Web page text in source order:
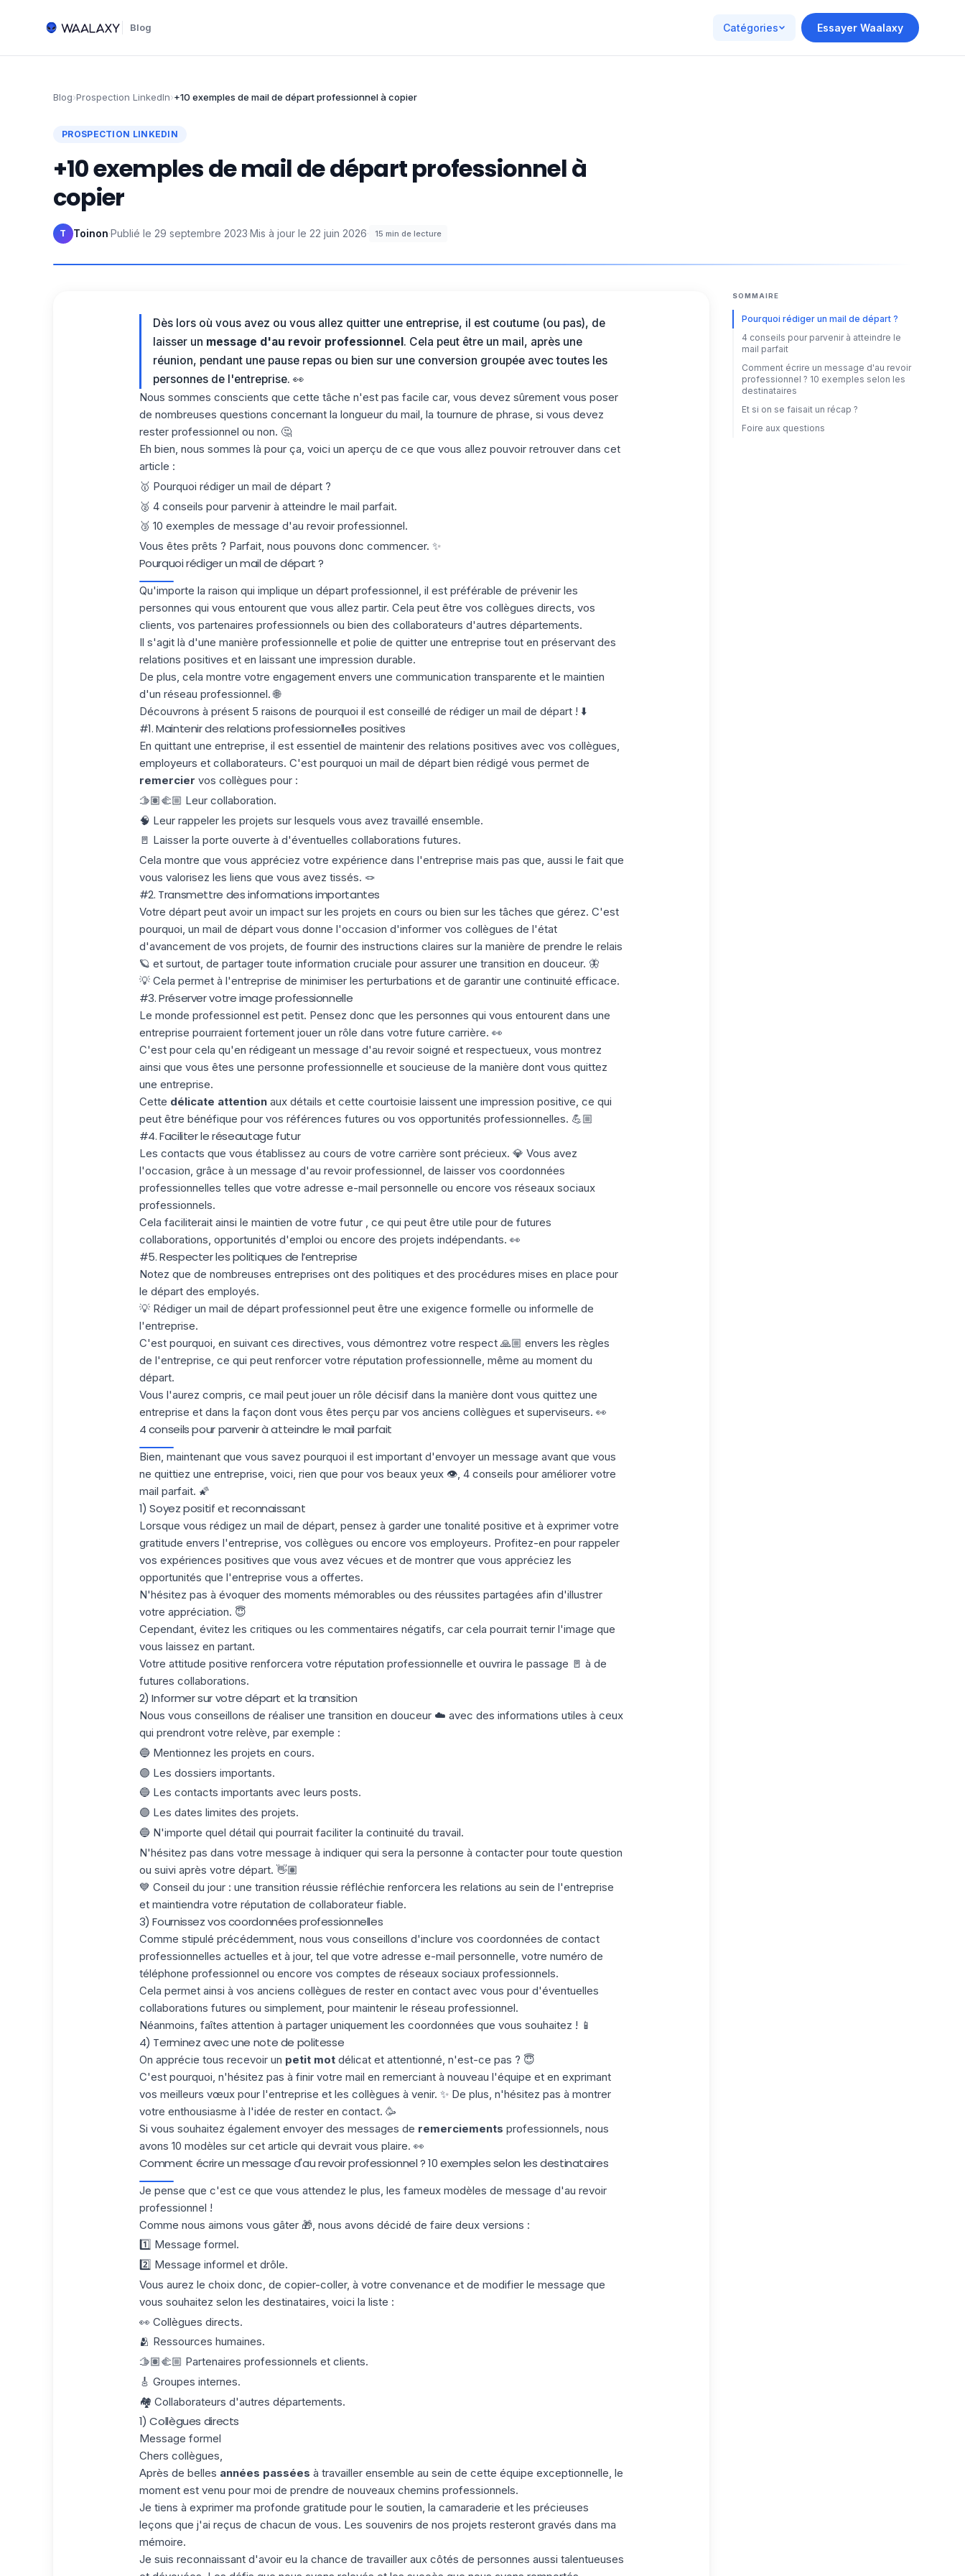
Blog Catégories Essayer Waalaxy
Blog›Prospection LinkedIn›+10 exemples de mail de départ professionnel à copier
PROSPECTION LINKEDIN
+10 exemples de mail de départ professionnel à
copier
T Toinon·Publié le 29 septembre 2023·Mis à jour le 22 juin 2026· 15 min de lecture
Dès lors où vous avez ou vous allez quitter une entreprise, il est coutume (ou pas), de
laisser un message d'au revoir professionnel. Cela peut être un mail, après une
réunion, pendant une pause repas ou bien sur une conversion groupée avec toutes les
personnes de l'entreprise. 👀
Nous sommes conscients que cette tâche n'est pas facile car, vous devez sûrement vous poser
de nombreuses questions concernant la longueur du mail, la tournure de phrase, si vous devez
rester professionnel ou non. 🤔
Eh bien, nous sommes là pour ça, voici un aperçu de ce que vous allez pouvoir retrouver dans cet
article :
🥇 Pourquoi rédiger un mail de départ ?
🥈 4 conseils pour parvenir à atteindre le mail parfait.
🥉 10 exemples de message d'au revoir professionnel.
Vous êtes prêts ? Parfait, nous pouvons donc commencer. ✨
Pourquoi rédiger un mail de départ ?
Qu'importe la raison qui implique un départ professionnel, il est préférable de prévenir les
personnes qui vous entourent que vous allez partir. Cela peut être vos collègues directs, vos
clients, vos partenaires professionnels ou bien des collaborateurs d'autres départements.
Il s'agit là d'une manière professionnelle et polie de quitter une entreprise tout en préservant des
relations positives et en laissant une impression durable.
De plus, cela montre votre engagement envers une communication transparente et le maintien
d'un réseau professionnel. 🌐
Découvrons à présent 5 raisons de pourquoi il est conseillé de rédiger un mail de départ ! ⬇️
#1. Maintenir des relations professionnelles positives
En quittant une entreprise, il est essentiel de maintenir des relations positives avec vos collègues,
employeurs et collaborateurs. C'est pourquoi un mail de départ bien rédigé vous permet de
remercier vos collègues pour :
🫱🏽‍🫲🏼 Leur collaboration.
🧠 Leur rappeler les projets sur lesquels vous avez travaillé ensemble.
🚪 Laisser la porte ouverte à d'éventuelles collaborations futures.
Cela montre que vous appréciez votre expérience dans l'entreprise mais pas que, aussi le fait que
vous valorisez les liens que vous avez tissés. 🪢
#2. Transmettre des informations importantes
Votre départ peut avoir un impact sur les projets en cours ou bien sur les tâches que gérez. C'est
pourquoi, un mail de départ vous donne l'occasion d'informer vos collègues de l'état
d'avancement de vos projets, de fournir des instructions claires sur la manière de prendre le relais
🪐 et surtout, de partager toute information cruciale pour assurer une transition en douceur. 🦋
💡 Cela permet à l'entreprise de minimiser les perturbations et de garantir une continuité efficace.
#3. Préserver votre image professionnelle
Le monde professionnel est petit. Pensez donc que les personnes qui vous entourent dans une
entreprise pourraient fortement jouer un rôle dans votre future carrière. 👀
C'est pour cela qu'en rédigeant un message d'au revoir soigné et respectueux, vous montrez
ainsi que vous êtes une personne professionnelle et soucieuse de la manière dont vous quittez
une entreprise.
Cette délicate attentionaux détails et cette courtoisie laissent une impression positive, ce qui
peut être bénéfique pour vos références futures ou vos opportunités professionnelles. 💪🏼
#4. Faciliter le réseautage futur
Les contacts que vous établissez au cours de votre carrière sont précieux. 💎 Vous avez
l'occasion, grâce à un message d'au revoir professionnel, de laisser vos coordonnées
professionnelles telles que votre adresse e-mail personnelle ou encore vos réseaux sociaux
professionnels.
Cela faciliterait ainsi le maintien de votre futur , ce qui peut être utile pour de futures
collaborations, opportunités d'emploi ou encore des projets indépendants. 👀
#5. Respecter les politiques de l’entreprise
Notez que de nombreuses entreprises ont des politiques et des procédures mises en place pour
le départ des employés.
💡 Rédiger un mail de départ professionnel peut être une exigence formelle ou informelle de
l'entreprise.
C'est pourquoi, en suivant ces directives, vous démontrez votre respect 🙏🏼 envers les règles
de l'entreprise, ce qui peut renforcer votre réputation professionnelle, même au moment du
départ.
Vous l'aurez compris, ce mail peut jouer un rôle décisif dans la manière dont vous quittez une
entreprise et dans la façon dont vous êtes perçu par vos anciens collègues et superviseurs. 👀
4 conseils pour parvenir à atteindre le mail parfait
Bien, maintenant que vous savez pourquoi il est important d'envoyer un message avant que vous
ne quittiez une entreprise, voici, rien que pour vos beaux yeux 👁️, 4 conseils pour améliorer votre
mail parfait. 🌠
1) Soyez positif et reconnaissant
Lorsque vous rédigez un mail de départ, pensez à garder une tonalité positive et à exprimer votre
gratitude envers l'entreprise, vos collègues ou encore vos employeurs. Profitez-en pour rappeler
vos expériences positives que vous avez vécues et de montrer que vous appréciez les
opportunités que l'entreprise vous a offertes.
N'hésitez pas à évoquer des moments mémorables ou des réussites partagées afin d'illustrer
votre appréciation. 😇
Cependant, évitez les critiques ou les commentaires négatifs, car cela pourrait ternir l'image que
vous laissez en partant.
Votre attitude positive renforcera votre réputation professionnelle et ouvrira le passage 🚪 à de
futures collaborations.
2) Informer sur votre départ et la transition
Nous vous conseillons de réaliser une transition en douceur ☁️ avec des informations utiles à ceux
qui prendront votre relève, par exemple :
🔵 Mentionnez les projets en cours.
🟣 Les dossiers importants.
🔵 Les contacts importants avec leurs posts.
🟣 Les dates limites des projets.
🔵 N'importe quel détail qui pourrait faciliter la continuité du travail.
N'hésitez pas dans votre message à indiquer qui sera la personne à contacter pour toute question
ou suivi après votre départ. 👋🏽
💙 Conseil du jour : une transition réussie réfléchie renforcera les relations au sein de l'entreprise
et maintiendra votre réputation de collaborateur fiable.
3) Fournissez vos coordonnées professionnelles
Comme stipulé précédemment, nous vous conseillons d'inclure vos coordonnées de contact
professionnelles actuelles et à jour, tel que votre adresse e-mail personnelle, votre numéro de
téléphone professionnel ou encore vos comptes de réseaux sociaux professionnels.
Cela permet ainsi à vos anciens collègues de rester en contact avec vous pour d'éventuelles
collaborations futures ou simplement, pour maintenir le réseau professionnel.
Néanmoins, faîtes attention à partager uniquement les coordonnées que vous souhaitez ! 📱
4) Terminez avec une note de politesse
On apprécie tous recevoir un petit motdélicat et attentionné, n'est-ce pas ? 😇
C'est pourquoi, n'hésitez pas à finir votre mail en remerciant à nouveau l'équipe et en exprimant
vos meilleurs vœux pour l'entreprise et les collègues à venir. ✨ De plus, n'hésitez pas à montrer
votre enthousiasme à l'idée de rester en contact. 🥳
Si vous souhaitez également envoyer des messages de remerciements professionnels, nous
avons 10 modèles surcet article qui devrait vous plaire. 👀
Comment écrire un message d'au revoir professionnel ? 10 exemples selon les destinataires
Je pense que c'est ce que vous attendez le plus, les fameux modèles de message d'au revoir
professionnel !
Comme nous aimons vous gâter 🎁, nous avons décidé de faire deux versions :
1️⃣ Message formel.
2️⃣ Message informel et drôle.
Vous aurez le choix donc, de copier-coller, à votre convenance et de modifier le message que
vous souhaitez selon les destinataires, voici la liste :
👀 Collègues directs.
🫂 Ressources humaines.
🫱🏽‍🫲🏼 Partenaires professionnels et clients.
🎸 Groupes internes.
🏘️ Collaborateurs d'autres départements.
1) Collègues directs
Message formel
Chers collègues,
Après de belles années passées à travailler ensemble au sein de cette équipe exceptionnelle, le
moment est venu pour moi de prendre de nouveaux chemins professionnels.
Je tiens à exprimer ma profonde gratitude pour le soutien, la camaraderie et les précieuses
leçons que j'ai reçus de chacun de vous. Les souvenirs de nos projets resteront gravés dans ma
mémoire.
Je suis reconnaissant d'avoir eu la chance de travailler aux côtés de personnes aussi talentueuses
SOMMAIRE
Pourquoi rédiger un mail de départ ?
4 conseils pour parvenir à atteindre le
mail parfait
Comment écrire un message d'au revoir
professionnel ? 10 exemples selon les
destinataires
Et si on se faisait un récap ?
Foire aux questions